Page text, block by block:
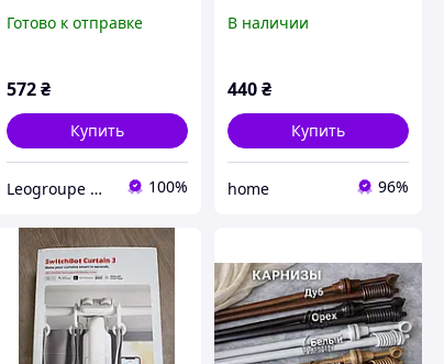
Готово к отправке
572 ₴
Купить
Leogroupe — карнизи для штор по доступним цінам 100%
спальню 3,5 м
В наличии
440₴
Купить
home 96%